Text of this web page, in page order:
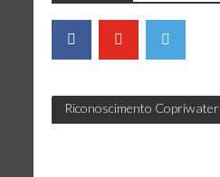
Riconoscimento Copriwater